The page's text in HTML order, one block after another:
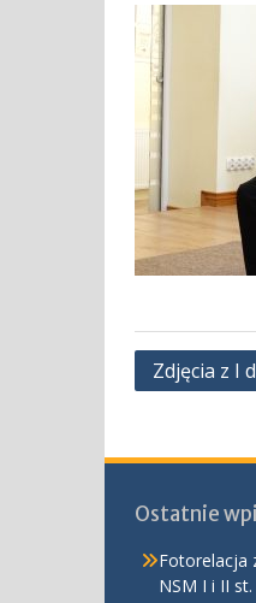
Nawigacja
Zdjęcia z I
Ostatnie
Fotorelacja
NSM I i II